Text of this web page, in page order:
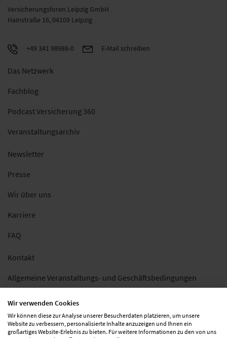
Versicherungsforen Leipzig GmbH
Hainstraße 16, 04109 Leipzig
+49 341 98988-0 E-Mail schreiben
Das Netzwerk
Fachblog
Podcast Versicherung 360
Veranstaltungsarchiv
Newsletter
Presse
Wir über uns
Karriere
FAQ
Kontakt
Allgemeine Veranstaltungs- und Geschäftsbedingungen
Datenschutz
Wir verwenden Cookies
Wir können diese zur Analyse unserer Besucherdaten platzieren, um unsere
Website zu verbessern, personalisierte Inhalte anzuzeigen und Ihnen ein
großartiges Website-Erlebnis zu bieten. Für weitere Informationen zu den von uns